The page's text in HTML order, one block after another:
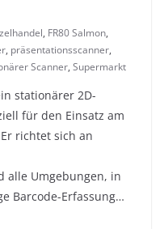
, FR80 Salmon,
, präsentationsscanner,
Scanner, Supermarkt
stationärer 2D-
für den Einsatz am
richtet sich an
alle Umgebungen, in
Barcode-Erfassung…